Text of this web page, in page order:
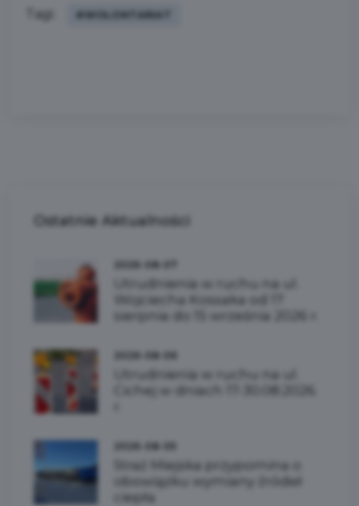
Tagi: #WOLONTARIAT
Ostatnie Aktualności
2026-08-07
Utrudnienia w ruchu na ul.
Wojciecha Kossaka od 17
sierpnia do 15 września 2026 r.
2026-08-06
Utrudnienia w ruchu na ul.
Cichej w dniach 17-30.08.2026
2026-08-05
Straż Miejska przypomina o
obowiązku wymiany źródeł
ciepła